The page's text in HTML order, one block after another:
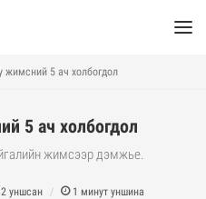
жимсний 5 ач холбогдол
5 ач холбогдол
жимсээр дэмжье.
уншсан 1 минут уншина